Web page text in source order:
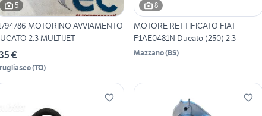
5
MOTORINO AVVIAMENTO
2.3 MULTIJET
€
(TO)
8
MOTORE RETTIFICATO FIAT
F1AE0481N Ducato (250) 2.3
Mazzano(BS)